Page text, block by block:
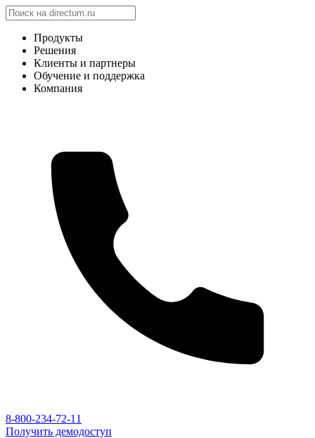
Продукты
Решения
Клиенты и партнеры
Обучение и поддержка
Компания
8-800-234-72-11
Получить демодоступ